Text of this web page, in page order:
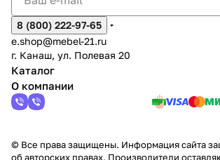
8 (800) 222-97-65
e.shop@mebel-21.ru
г. Канаш, ул. Полевая 20
Каталог
О компании
© Все права защищены. Информация сайта
об авторских правах. Производители